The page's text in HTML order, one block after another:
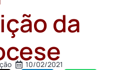
da
10/02/2021